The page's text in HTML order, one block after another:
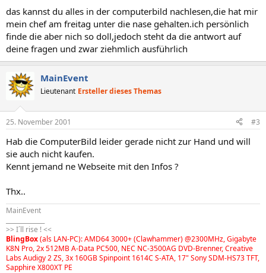
das kannst du alles in der computerbild nachlesen,die hat mir
mein chef am freitag unter die nase gehalten.ich persönlich
finde die aber nich so doll,jedoch steht da die antwort auf
deine fragen und zwar ziehmlich ausführlich
MainEvent
Lieutenant Ersteller dieses Themas
25. November 2001 #3
Hab die ComputerBild leider gerade nicht zur Hand und will
sie auch nicht kaufen.
Kennt jemand ne Webseite mit den Infos ?
Thx..
MainEvent
>> I´ll rise ! <<
BlingBox(als LAN-PC): AMD64 3000+ (Clawhammer) @2300MHz, Gigabyte
K8N Pro, 2x 512MB A-Data PC500, NEC NC-3500AG DVD-Brenner, Creative
Labs Audigy 2 ZS, 3x 160GB Spinpoint 1614C S-ATA, 17" Sony SDM-HS73 TFT,
Sapphire X800XT PE